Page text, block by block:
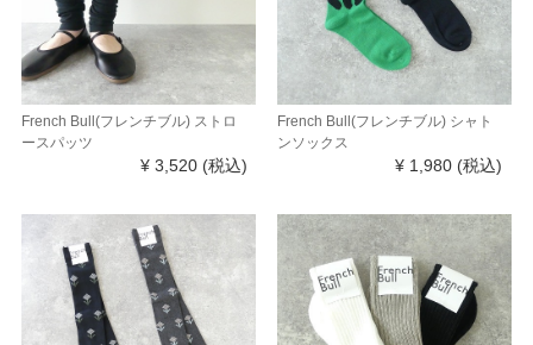
French Bull(フレンチブル) ストロ
ースパッツ
¥ 3,520 (税込)
French Bull(フレンチブル) シャト
ンソックス
¥ 1,980 (税込)